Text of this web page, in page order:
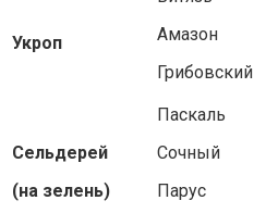
Укроп
Амазон
Грибовский
Сельдерей
(на зелень)
Паскаль
Сочный
Парус